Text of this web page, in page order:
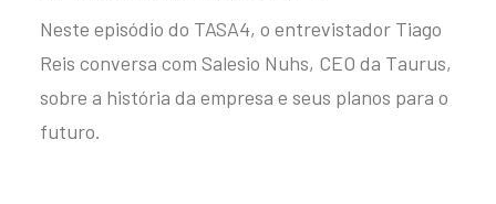
Neste episódio do TASA4, o entrevistador Tiago
Reis conversa com Salesio Nuhs, CEO da Taurus,
sobre a história da empresa e seus planos para o
futuro.